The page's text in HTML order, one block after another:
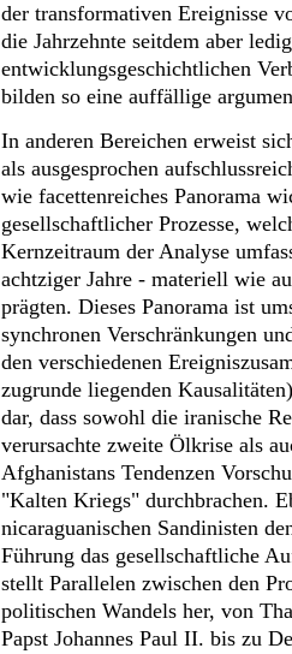
der transformativen Ereignisse
die Jahrzehnte seitdem aber
entwicklungsgeschichtlichen
bilden so eine auffällige
In anderen Bereichen erweist
als ausgesprochen
wie facettenreiches Panorama
gesellschaftlicher Prozesse,
Kernzeitraum der Analyse
achtziger Jahre - materiell wie
prägten. Dieses Panorama ist
synchronen Verschränkungen
den verschiedenen
zugrunde liegenden
dar, dass sowohl die iranische
verursachte zweite Ölkrise als
Afghanistans Tendenzen
"Kalten Kriegs" durchbrachen.
nicaraguanischen Sandinisten
Führung das gesellschaftliche
stellt Parallelen zwischen den
politischen Wandels her, von
Papst Johannes Paul II. bis zu